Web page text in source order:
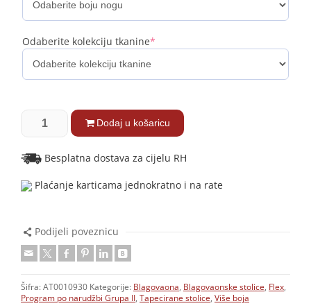
Odaberite kolekciju tkanine*
Dodaj u košaricu
Besplatna dostava za cijelu RH
Plaćanje karticama jednokratno i na rate
Podijeli poveznicu
Šifra: AT0010930 Kategorije: Blagovaona, Blagovaonske stolice, Flex,
Program po narudžbi Grupa II, Tapecirane stolice, Više boja